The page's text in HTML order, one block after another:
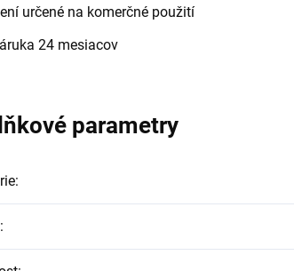
určené na komerčné použití
24 mesiacov
parametry
:
: